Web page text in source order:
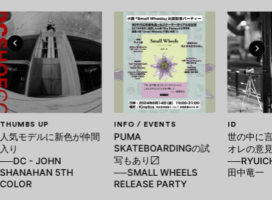
THUMBS UP
人気モデルに新色が仲間
入り
──DC - JOHN
SHANAHAN 5TH
COLOR
INFO / EVENTS
PUMA
SKATEBOARDINGの試
写もあり〼
──SMALL WHEELS
RELEASE PARTY
ID
世の中に
オレの意
田中竜一